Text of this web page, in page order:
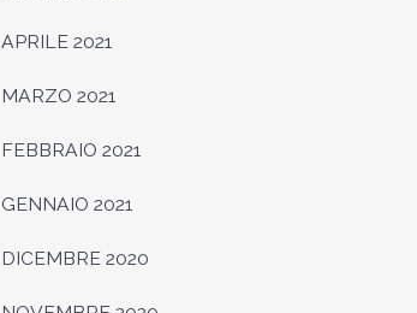
APRILE 2021
MARZO 2021
FEBBRAIO 2021
GENNAIO 2021
DICEMBRE 2020